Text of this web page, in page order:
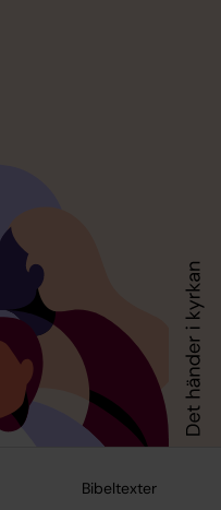
Bibeltexter